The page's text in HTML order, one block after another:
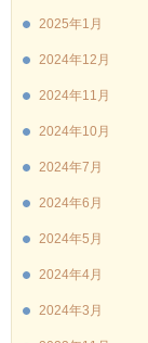
2025年1月
2024年12月
2024年11月
2024年10月
2024年7月
2024年6月
2024年5月
2024年4月
2024年3月